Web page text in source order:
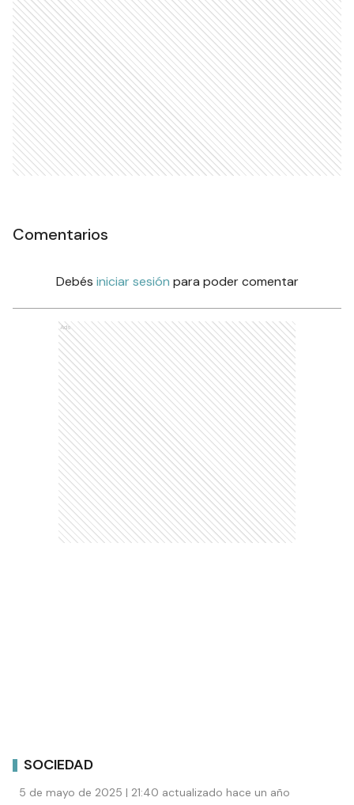
Comentarios
Debés iniciar sesión para poder comentar
Ads
SOCIEDAD
5 de mayo de 2025 | 21:40 actualizado hace un año